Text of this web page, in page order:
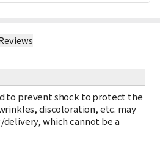
to prevent shock to protect the
discoloration, etc. may
which cannot be a